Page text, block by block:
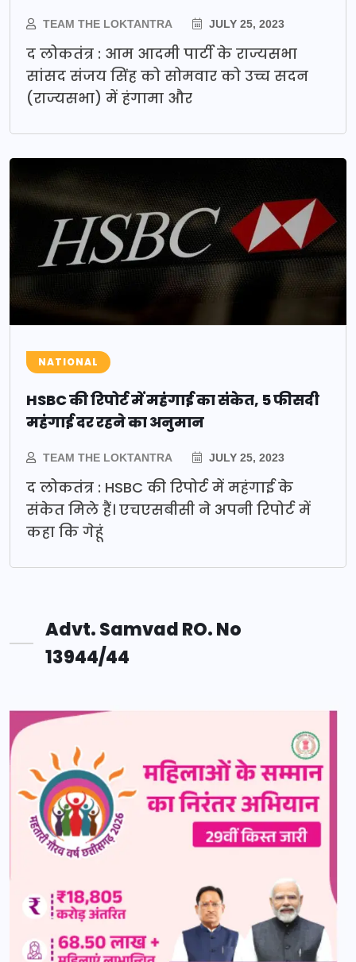
TEAM THE LOKTANTRA JULY 25, 2023
द लोकतंत्र : आम आदमी पार्टी के राज्यसभा
सांसद संजय सिंह को सोमवार को उच्च सदन
(राज्यसभा) में हंगामा और
NATIONAL
HSBC की रिपोर्ट में महंगाई का संकेत, 5 फीसदी
महंगाई दर रहने का अनुमान
TEAM THE LOKTANTRA JULY 25, 2023
द लोकतंत्र : HSBC की रिपोर्ट में महंगाई के
संकेत मिले हैं। एचएसबीसी ने अपनी रिपोर्ट में
कहा कि गेहूं
Advt. Samvad RO. No
13944/44